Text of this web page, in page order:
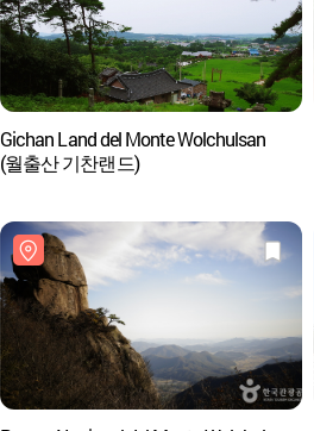
Gichan Land del Monte Wolchulsan
(월출산 기찬랜드)